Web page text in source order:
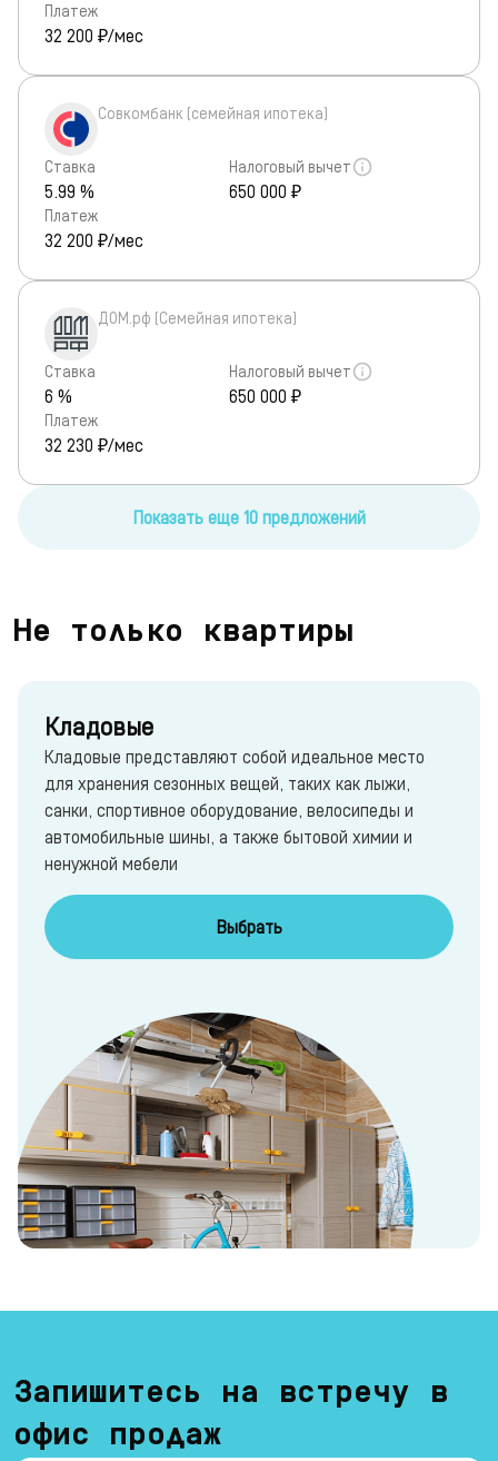
Платеж
32 200 ₽/мес
Совкомбанк (семейная ипотека)
Ставка
5.99 %
Налоговый вычет
650 000 ₽
Платеж
32 200 ₽/мес
ДОМ.рф (Семейная ипотека)
Ставка
6 %
Налоговый вычет
650 000 ₽
Платеж
32 230 ₽/мес
Показать еще 10 предложений
Не только квартиры
Кладовые
Кладовые представляют собой идеальное место
для хранения сезонных вещей, таких как лыжи,
санки, спортивное оборудование, велосипеды и
автомобильные шины, а также бытовой химии и
ненужной мебели
Выбрать
Запишитесь на встречу в
офис продаж